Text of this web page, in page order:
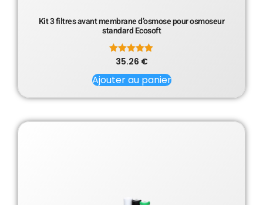
Kit 3 filtres avant membrane d’osmose pour osmoseur
standard Ecosoft
Note
sur 5
35.26 €
Ajouter au panier